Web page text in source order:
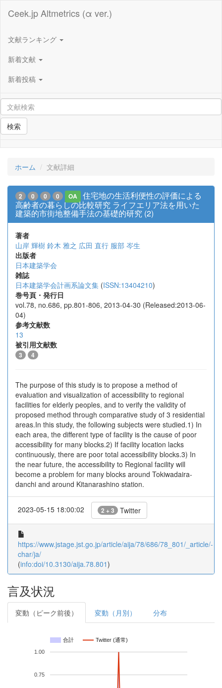
Ceek.jp Altmetrics (α ver.)
文献ランキング
新着文献
新着投稿
検索
ホーム 文献詳細
2 0 0 0 OA
住宅地の生活利便性の評価による
高齢者の暮らしの比較研究 ライフエリア法を用いた
建築的市街地整備手法の基礎的研究 (2)
著者
山岸 輝樹 鈴木 雅之 広田 直行 服部 岑生
出版者
日本建築学会
雑誌
日本建築学会計画系論文集 (ISSN:13404210)
巻号頁・発行日
vol.78, no.686, pp.801-806, 2013-04-30 (Released:2013-06-
04)
参考文献数
13
被引用文献数
3 4
The purpose of this study is to propose a method of
evaluation and visualization of accessibility to regional
facilities for elderly peoples, and to verify the validity of
proposed method through comparative study of 3 residential
areas.In this study, the following subjects were studied.1) In
each area, the different type of facility is the cause of poor
accessibility for many blocks.2) If facility location lacks
continuously, there are poor total accessibility blocks.3) In
the near future, the accessibility to Regional facility will
become a problem for many blocks around Tokiwadaira-
danchi and around Kitanarashino station.
2023-05-15 18:00:02 2 + 3 Twitter
https://www.jstage.jst.go.jp/article/aija/78/686/78_801/_article/-
char/ja/
(info:doi/10.3130/aija.78.801)
言及状況
変動（ピーク前後） 変動（月別） 分布
合計 Twitter (通常)
0.75
1.00